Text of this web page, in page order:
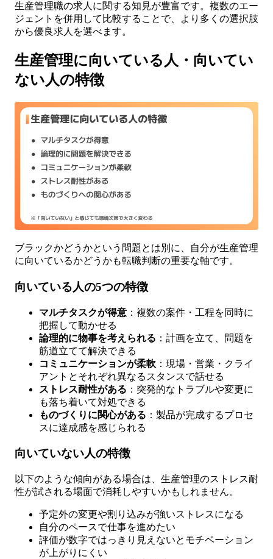
生産管理職の求人に関する知見が豊富です。複数のエー
ジェントを併用して比較することで、より多くの選択肢
から優良求人を選べます。
生産管理に向いている人・向いてい
ない人の特徴
ブラックかどうかという問題とは別に、自分が生産管理
に向いているかどうかも転職判断の重要な軸です。
向いている人の5つの特徴
マルチタスクが得意 ：複数の案件・工程を同時に
把握して動かせる
論理的に物事を考えられる ：計画を立て、問題を
筋道立てて解決できる
コミュニケーションが柔軟 ：現場・営業・クライ
アントとそれぞれ異なるスタンスで話せる
ストレス耐性がある ：突発的なトラブルや変更に
も落ち着いて対処できる
ものづくりに関心がある ：製品が完成するプロセ
スに達成感を感じられる
向いていない人の特徴
以下のような傾向がある場合は、生産管理のストレス耐
性が試される場面で消耗しやすいかもしれません。
予定外の変更や割り込みが強いストレスになる
自分のペースで仕事を進めたい
評価が数字ではっきり見えないとモチベーション
が上がりにくい